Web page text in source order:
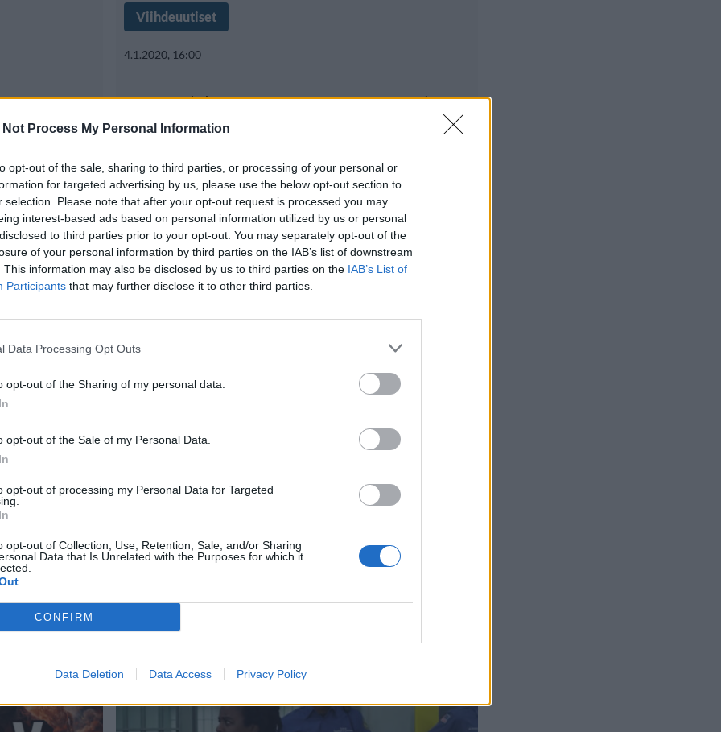
Not Process My Personal Information
opt-out of the sale, sharing to third parties, or processing of your personal or
for targeted advertising by us, please use the below opt-out section to
selection. Please note that after your opt-out request is processed you may
interest-based ads based on personal information utilized by us or personal
to third parties prior to your opt-out. You may separately opt-out of the
of your personal information by third parties on the IAB’s list of downstream
This information may also be disclosed by us to third parties on the IAB’s List of
Participants that may further disclose it to other third parties.
Data Processing Opt Outs
opt-out of the Sharing of my personal data.
opt-out of the Sale of my Personal Data.
opt-out of processing my Personal Data for Targeted
opt-out of Collection, Use, Retention, Sale, and/or Sharing
Data that Is Unrelated with the Purposes for which it
CONFIRM
Data Deletion Data Access Privacy Policy
the
vain
Viihdeuutiset
4.1.2020, 16:00
Suosikkisarja Orange is the
New Blackin luojan poika
kuoli
lasketteluonnettomuudessa
Netflixin huippusuositun Orange is the New Black
-sarjan luojaa, Jenji
–
vuoksi
hurja
-näytöksessä